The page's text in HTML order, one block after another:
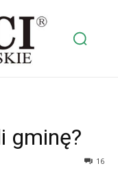
gminę?
16